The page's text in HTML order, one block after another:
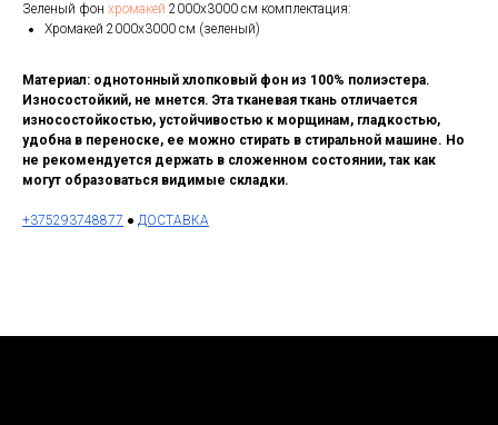
Зеленый фон хромакей 2000x3000 см комплектация:
Хромакей 2000x3000 см (зеленый)
Материал: однотонный хлопковый фон из 100% полиэстера.
Износостойкий, не мнется. Эта тканевая ткань отличается
износостойкостью, устойчивостью к морщинам, гладкостью,
удобна в переноске, ее можно стирать в стиральной машине. Но
не рекомендуется держать в сложенном состоянии, так как
могут образоваться видимые складки.
+375293748877 ● ДОСТАВКА